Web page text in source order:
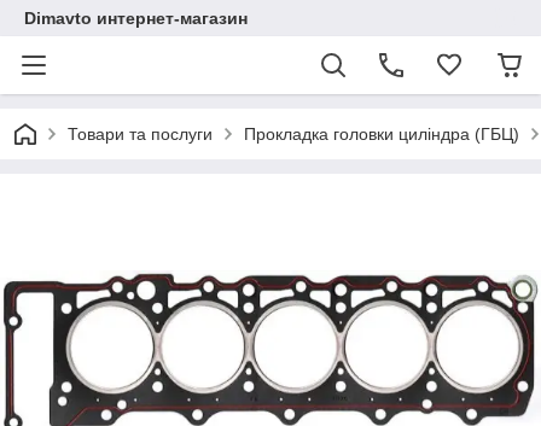
Dimavto интернет-магазин
Товари та послуги Прокладка головки циліндра (ГБЦ)